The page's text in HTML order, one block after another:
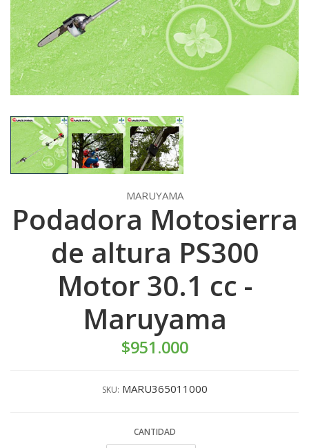
MARUYAMA
Podadora Motosierra
de altura PS300
Motor 30.1 cc -
Maruyama
$951.000
SKU: MARU365011000
CANTIDAD